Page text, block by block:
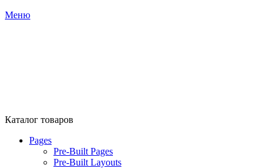
Меню
Каталог товаров
Pages
Pre-Built Pages
Pre-Built Layouts